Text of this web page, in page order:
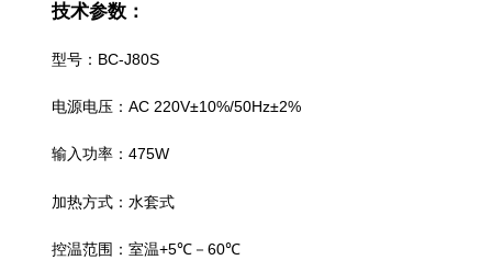
技术参数：
型号： BC-J80S
电源电压： AC 220V±10%/50Hz±2%
输入功率： 475W
加热方式：水套式
控温范围：室温+5℃－ 60℃